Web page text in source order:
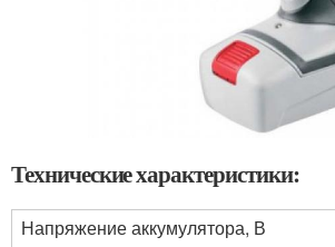
Технические характеристики:
Напряжение аккумулятора, В